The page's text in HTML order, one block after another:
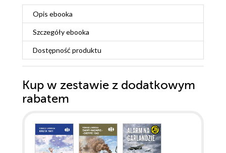
Opis ebooka
Szczegółyebooka
Dostępność produktu
Kup w zestawie z dodatkowym
rabatem